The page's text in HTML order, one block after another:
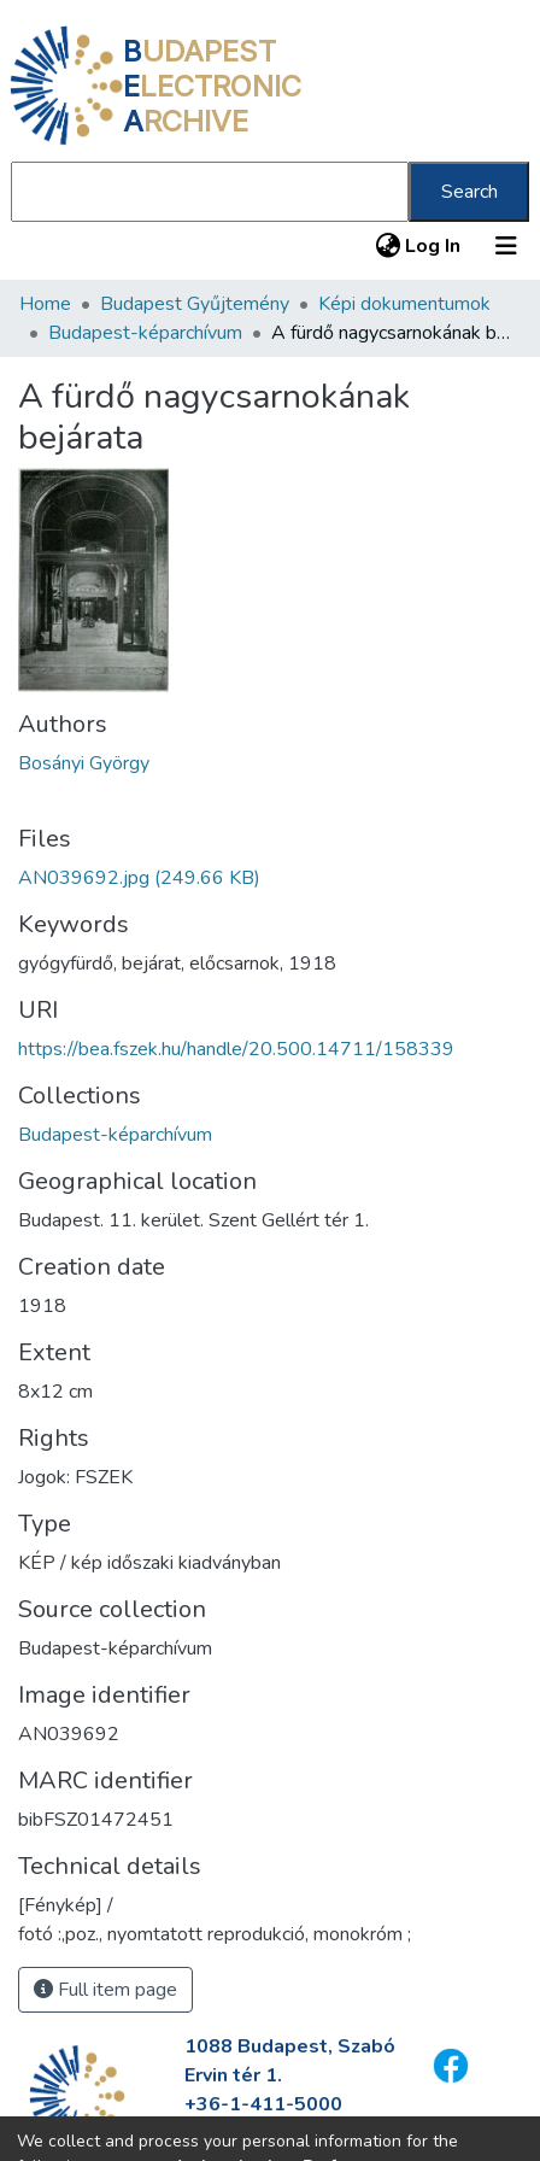
BUDAPEST
ELECTRONIC
ARCHIVE
Search
Log In (current)
Communities & Collections
Statistics
About us
Home Budapest Gyűjtemény
Képi dokumentumok
Budapest-képarchívum
A fürdő nagycsarnokának bejárata
A fürdő nagycsarnokának
bejárata
Authors
Bosányi György
Files
AN039692.jpg (249.66 KB)
Keywords
gyógyfürdő, bejárat, előcsarnok, 1918
URI
https://bea.fszek.hu/handle/20.500.14711/158339
Collections
Budapest-képarchívum
Geographical location
Budapest. 11. kerület. Szent Gellért tér 1.
Creation date
1918
Extent
8x12 cm
Rights
Jogok: FSZEK
Type
KÉP / kép időszaki kiadványban
Source collection
Budapest-képarchívum
Image identifier
AN039692
MARC identifier
bibFSZ01472451
Technical details
[Fénykép] /
fotó :,poz., nyomtatott reprodukció, monokróm ;
Full item page
1088 Budapest, Szabó
Ervin tér 1.
+36-1-411-5000
info@fszek.hu
We collect and process your personal information for the